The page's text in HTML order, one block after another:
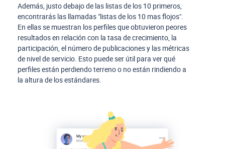
Además, justo debajo de las listas de los 10 primeros,
encontrarás las llamadas "listas de los 10 mas flojos".
En ellas se muestran los perfiles que obtuvieron peores
resultados en relación con la tasa de crecimiento, la
participación, el número de publicaciones y las métricas
de nivel de servicio. Esto puede ser útil para ver qué
perfiles están perdiendo terreno o no están rindiendo a
la altura de los estándares.